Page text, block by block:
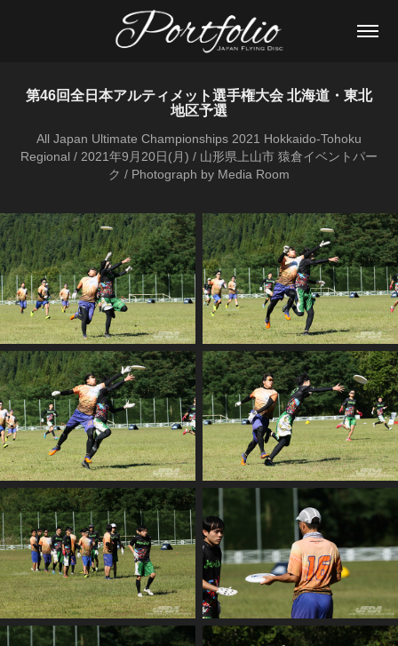
第46回全日本アルティメット選手権大会 北海道・東北
地区予選
All Japan Ultimate Championships 2021 Hokkaido-Tohoku
Regional / 2021年9月20日(月) / 山形県上山市 猿倉イベントパー
ク / Photograph by Media Room